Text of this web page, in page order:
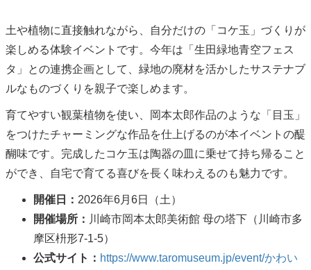
土や植物に直接触れながら、自分だけの「コケ玉」づくりが
楽しめる体験イベントです。今年は「生田緑地青空フェス
タ」との連携企画として、緑地の廃材を活かしたサステナブ
ルなものづくりを親子で楽しめます。
育てやすい観葉植物を使い、岡本太郎作品のような「目玉」
をつけたチャーミングな作品を仕上げるのが本イベントの醍
醐味です。完成したコケ玉は陶器の皿に乗せて持ち帰ること
ができ、自宅で育てる喜びを長く味わえるのも魅力です。
開催日： 2026年6月6日（土）
開催場所： 川崎市岡本太郎美術館 母の塔下（川崎市多
摩区枡形7-1-5）
公式サイト： https://www.taromuseum.jp/event/かわい